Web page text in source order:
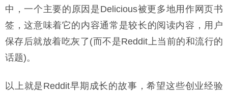
中，一个主要的原因是Delicious被更多地用作网页书
签，这意味着它的内容通常是较长的阅读内容，用户
保存后就放着吃灰了(而不是Reddit上当前的和流行的
话题)。
以上就是Reddit早期成长的故事，希望这些创业经验